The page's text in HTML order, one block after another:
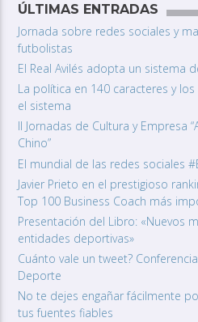
ÚLTIMAS ENTRADAS
Jornada sobre redes sociales y
futbolistas
El Real Avilés adopta un sistema
La política en 140 caracteres y
el sistema
II Jornadas de Cultura y Empresa
Chino”
El mundial de las redes sociales
Javier Prieto en el prestigioso
Top 100 Business Coach más
Presentación del Libro: «Nuevos
entidades deportivas»
Cuánto vale un tweet?
Deporte
No te dejes engañar fácilmente
tus fuentes fiables